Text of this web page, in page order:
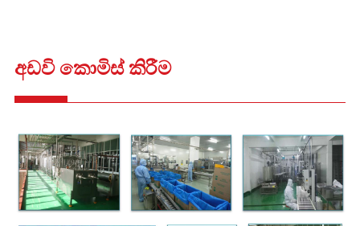
අඩවි කොමිස් කිරීම